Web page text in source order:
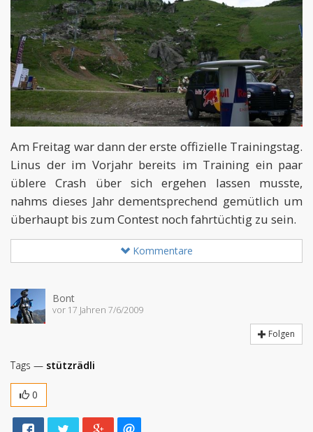
Am Freitag war dann der erste offizielle Trainingstag.
Linus der im Vorjahr bereits im Training ein paar
üblere Crash über sich ergehen lassen musste,
nahms dieses Jahr dementsprechend gemütlich um
überhaupt bis zum Contest noch fahrtüchtig zu sein.
Kommentare
Bont
vor 17 Jahren 7/6/2009
Folgen
Tags — stützrädli
0